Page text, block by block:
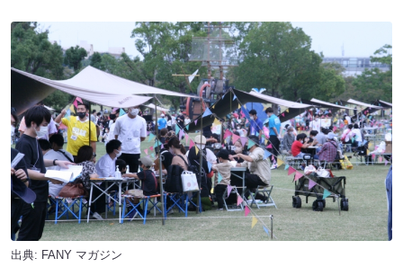
出典: FANY マガジン